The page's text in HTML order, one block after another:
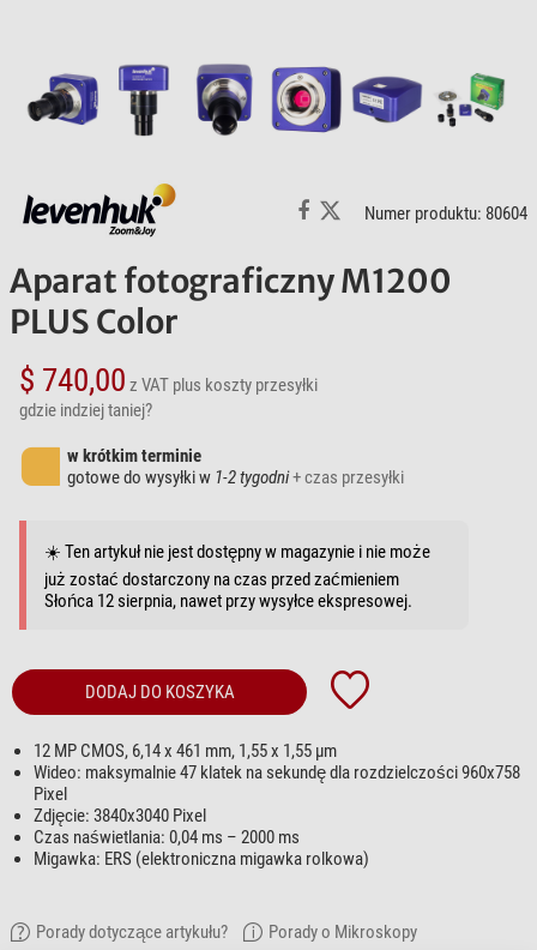
Numer produktu: 80604
Aparat fotograficzny M1200
PLUS Color
$ 740,00 z VAT plus koszty przesyłki
gdzie indziej taniej?
w krótkim terminie
gotowe do wysyłki w 1-2 tygodni+ czas przesyłki
☀️ Ten artykuł nie jest dostępny w magazynie i nie może
już zostać dostarczony na czas przed zaćmieniem
Słońca 12 sierpnia, nawet przy wysyłce ekspresowej.
DODAJ DO KOSZYKA
12 MP CMOS, 6,14 x 461 mm, 1,55 x 1,55 µm
Wideo: maksymalnie 47 klatek na sekundę dla rozdzielczości 960x758
Pixel
Zdjęcie: 3840x3040 Pixel
Czas naświetlania: 0,04 ms – 2000 ms
Migawka: ERS (elektroniczna migawka rolkowa)
Porady dotyczące artykułu? Porady o Mikroskopy